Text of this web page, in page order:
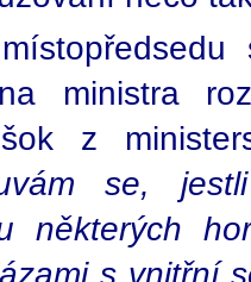
ministra
z
se,
některých
s vnitřní